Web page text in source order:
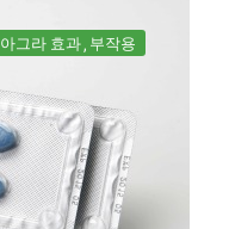
그라 효과 부작용